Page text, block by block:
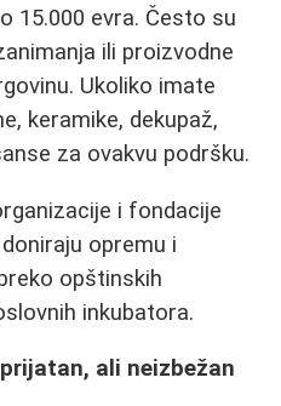
15.000 evra. Često su
ili proizvodne
Ukoliko imate
keramike, dekupaž,
za ovakvu podršku.
i fondacije
opremu i
opštinskih
inkubatora.
ali neizbežan